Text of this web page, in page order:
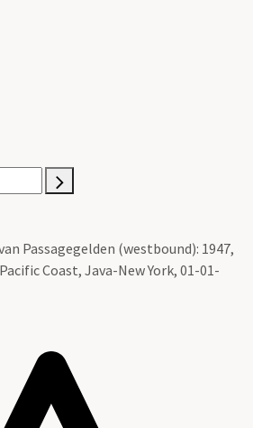
Passagegelden (westbound): 1947,
Coast, Java-New York, 01-01-